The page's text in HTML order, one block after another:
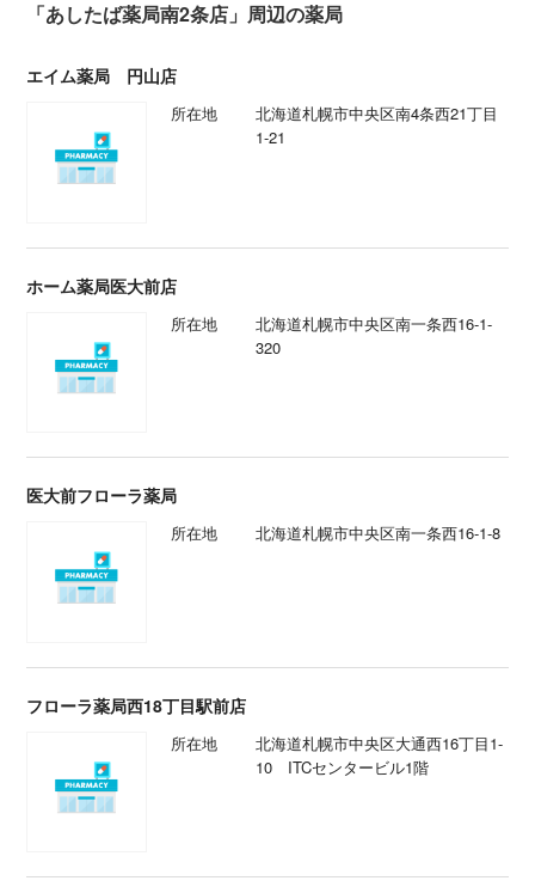
「あしたば薬局南2条店」周辺の薬局
エイム薬局 円山店
所在地
北海道札幌市中央区南4条西21丁目
1-21
ホーム薬局医大前店
所在地
北海道札幌市中央区南一条西16-1-
320
医大前フローラ薬局
所在地 北海道札幌市中央区南一条西16-1-8
フローラ薬局西18丁目駅前店
所在地
北海道札幌市中央区大通西16丁目1-
10 ITCセンタービル1階